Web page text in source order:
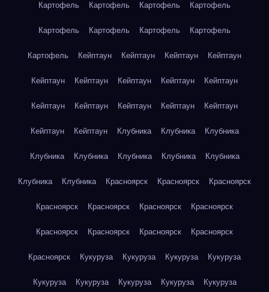
Картофель Картофель Картофель Картофель
Картофель Картофель Картофель Картофель
Картофель Кейптаун Кейптаун Кейптаун Кейптаун
Кейптаун Кейптаун Кейптаун Кейптаун Кейптаун
Кейптаун Кейптаун Кейптаун Кейптаун Кейптаун
Кейптаун Кейптаун Клубника Клубника Клубника
Клубника Клубника Клубника Клубника Клубника
Клубника Клубника Красноярск Красноярск Красноярск
Красноярск Красноярск Красноярск Красноярск
Красноярск Красноярск Красноярск Красноярск
Красноярск Кукуруза Кукуруза Кукуруза Кукуруза
Кукуруза Кукуруза Кукуруза Кукуруза Кукуруза